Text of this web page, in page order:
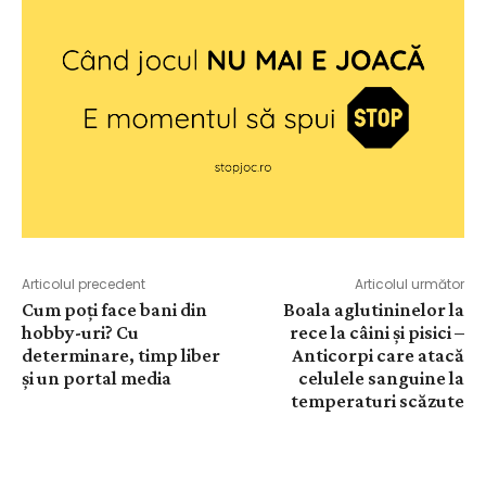
Articolul precedent
Cum poți face bani din
hobby-uri? Cu
determinare, timp liber
și un portal media
Articolul următor
Boala aglutininelor la
rece la câini și pisici –
Anticorpi care atacă
celulele sanguine la
temperaturi scăzute